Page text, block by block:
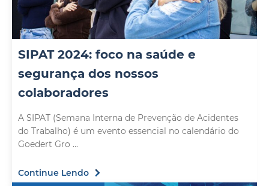
SIPAT 2024: foco na saúde e
segurança dos nossos
colaboradores
A SIPAT (Semana Interna de Prevenção de Acidentes
do Trabalho) é um evento essencial no calendário do
Goedert Gro ...
Continue Lendo